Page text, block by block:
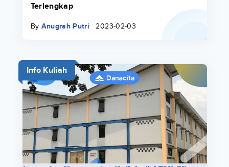
Terlengkap
By Anugrah Putri 2023-02-03
Info Kuliah